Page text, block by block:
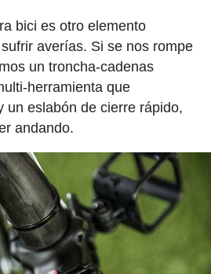
bici es otro elemento
averías. Si se nos rompe
un troncha-cadenas
herramienta que
un eslabón de cierre rápido,
andando.